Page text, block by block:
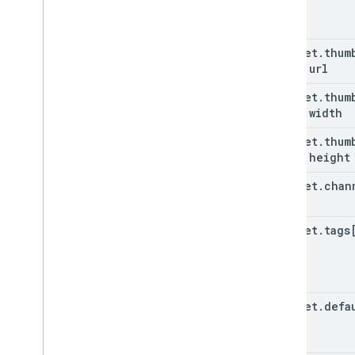
snippet.
url
snippet.
width
snippet.
height
snippet.
snippet.
snippet.